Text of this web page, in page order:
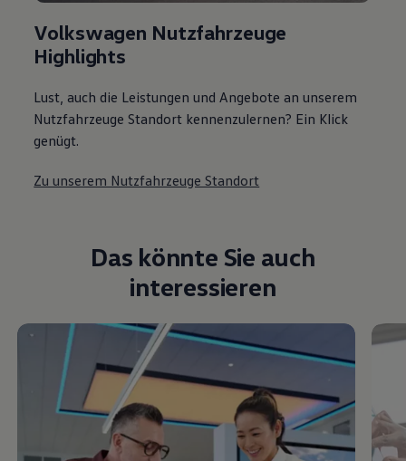
Volkswagen Nutzfahrzeuge
Highlights
Lust, auch die Leistungen und Angebote an unserem
Nutzfahrzeuge Standort kennenzulernen? Ein Klick
genügt.
Zu unserem Nutzfahrzeuge Standort
Das könnte Sie auch
interessieren